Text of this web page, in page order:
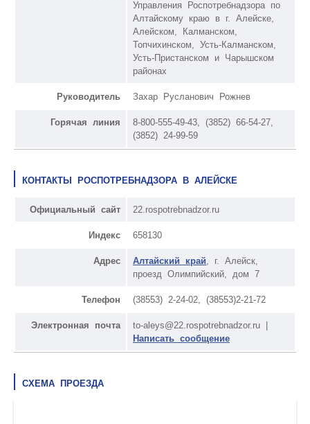
Управления Роспотребнадзора по
Алтайскому краю в г. Алейске,
Алейском, Калманском,
Топчихинском, Усть-Калманском,
Усть-Пристанском и Чарышском
районах
Руководитель Захар Русланович Рожнев
Горячая линия
8-800-555-49-43, (3852) 66-54-27,
(3852) 24-99-59
КОНТАКТЫ РОСПОТРЕБНАДЗОРА В АЛЕЙСКЕ
Официальный сайт 22.rospotrebnadzor.ru
Индекс 658130
Адрес Алтайский край , г. Алейск,
проезд Олимпийский, дом 7
Телефон (38553) 2-24-02, (38553)2-21-72
Электронная почта
to-aleys@22.rospotrebnadzor.ru |
Написать сообщение
СХЕМА ПРОЕЗДА